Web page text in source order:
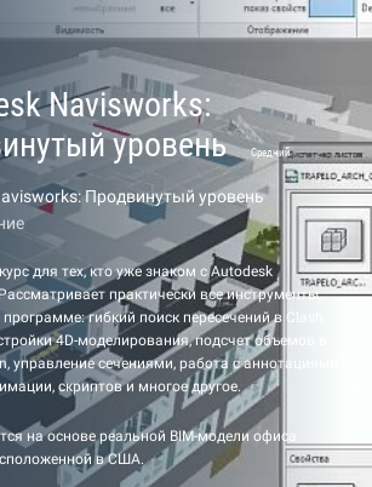
Navisworks:
уровень
Средний
Продвинутый уровень
для тех, кто уже знаком с Autodesk
практически все инструменты,
гибкий поиск пересечений в Clash
4D-моделирования, подсчет объемов в
управление сечениями, работа с аннотациями,
скриптов и многое другое.
на основе реальной BIM-модели офиса
в США.